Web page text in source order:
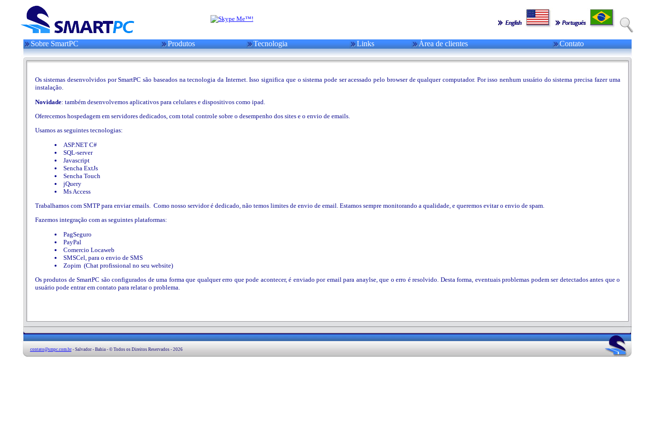
Sobre SmartPC Produtos Tecnologia Links Área de clientes Contato
Os sistemas desenvolvidos por SmartPC são baseados na tecnologia da Internet. Isso significa que o sistema pode ser acessado pelo browser de qualquer computador. Por isso nenhum usuário do sistema precisa fazer uma
instalação.
Novidade: também desenvolvemos aplicativos para celulares e dispositivos como ipad.
Oferecemos hospedagem em servidores dedicados, com total controle sobre o desempenho dos sites e o envio de emails.
Usamos as seguintes tecnologias:
ASP.NET C#
SQL-server
Javascript
Sencha ExtJs
Sencha Touch
jQuery
Ms Access
Trabalhamos com SMTP para enviar emails. Como nosso servidor é dedicado, não temos limites de envio de email. Estamos sempre monitorando a qualidade, e queremos evitar o envio de spam.
Fazemos integração com as seguintes plataformas:
PagSeguro
PayPal
Comercio Locaweb
SMSCel, para o envio de SMS
Zopim (Chat profissional no seu website)
Os produtos de SmartPC são configurados de uma forma que qualquer erro que pode acontecer, é enviado por email para anaylse, que o erro é resolvido. Desta forma, eventuais problemas podem ser detectados antes que o
usuário pode entrar em contato para relatar o problema.
contato@smpc.com.br- Salvador - Bahia - © Todos os Direitos Reservados - 2026